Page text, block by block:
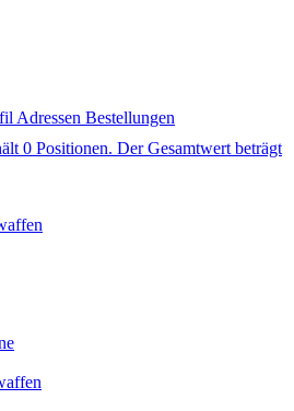
Adressen Bestellungen
0 Positionen. Der Gesamtwert beträgt